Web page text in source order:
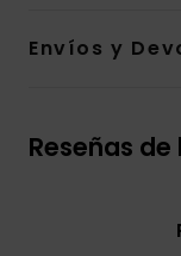
Envíos y
Reseñas